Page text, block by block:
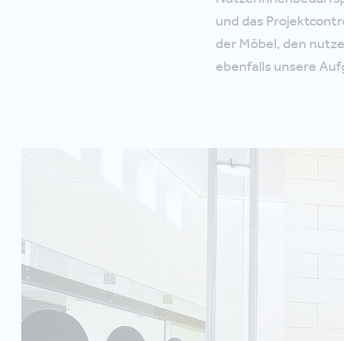
und das
der Möbel, den
ebenfalls unsere